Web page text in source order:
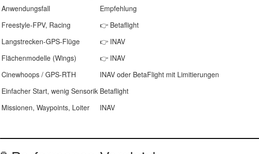
Anwendungsfall
Empfehlung
Freestyle-FPV, Racing
👉 Betaflight
Langstrecken-GPS-Flüge
👉 INAV
Flächenmodelle (Wings)
👉 INAV
Cinewhoops / GPS-RTH
INAV oder BetaFlight mit Limitierungen
Einfacher Start, wenig Sensorik Betaflight
Missionen, Waypoints, Loiter
INAV